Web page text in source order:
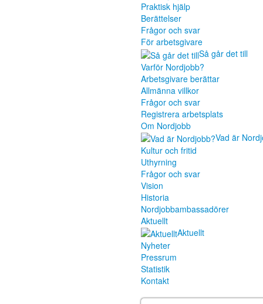
Praktisk hjälp
Berättelser
Frågor och svar
För arbetsgivare
Så går det till
Varför Nordjobb?
Arbetsgivare berättar
Allmänna villkor
Frågor och svar
Registrera arbetsplats
Om Nordjobb
Vad är
Kultur och fritid
Uthyrning
Frågor och svar
Vision
Historia
Nordjobbambassadörer
Aktuellt
Aktuellt
Nyheter
Pressrum
Statistik
Kontakt